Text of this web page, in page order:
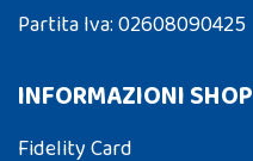
Partita Iva: 02608090425
INFORMAZIONI SHOP
Fidelity Card